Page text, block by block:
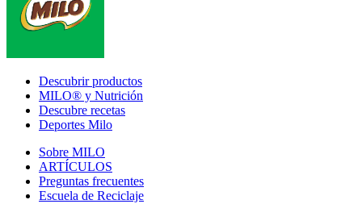
Descubrir productos
MILO® y Nutrición
Descubre recetas
Deportes Milo
Sobre MILO
ARTÍCULOS
Preguntas frecuentes
Escuela de Reciclaje